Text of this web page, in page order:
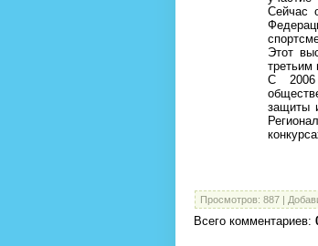
Сейчас
Этот
третьим
С 2006
защиты
Просмотров: 887 |
Всего комментариев: